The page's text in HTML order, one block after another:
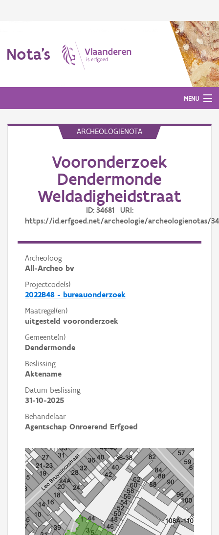
Nota's
MENU
ARCHEOLOGIENOTA
Vooronderzoek
Dendermonde
Weldadigheidstraat
ID: 34681 URI:
https://id.erfgoed.net/archeologie/archeologienotas/
Archeoloog
All-Archeo bv
Projectcode(s)
2022B48 - bureauonderzoek
Maatregel(en)
uitgesteld vooronderzoek
Gemeente(n)
Dendermonde
Beslissing
Aktename
Datum beslissing
31-10-2025
Behandelaar
Agentschap Onroerend Erfgoed